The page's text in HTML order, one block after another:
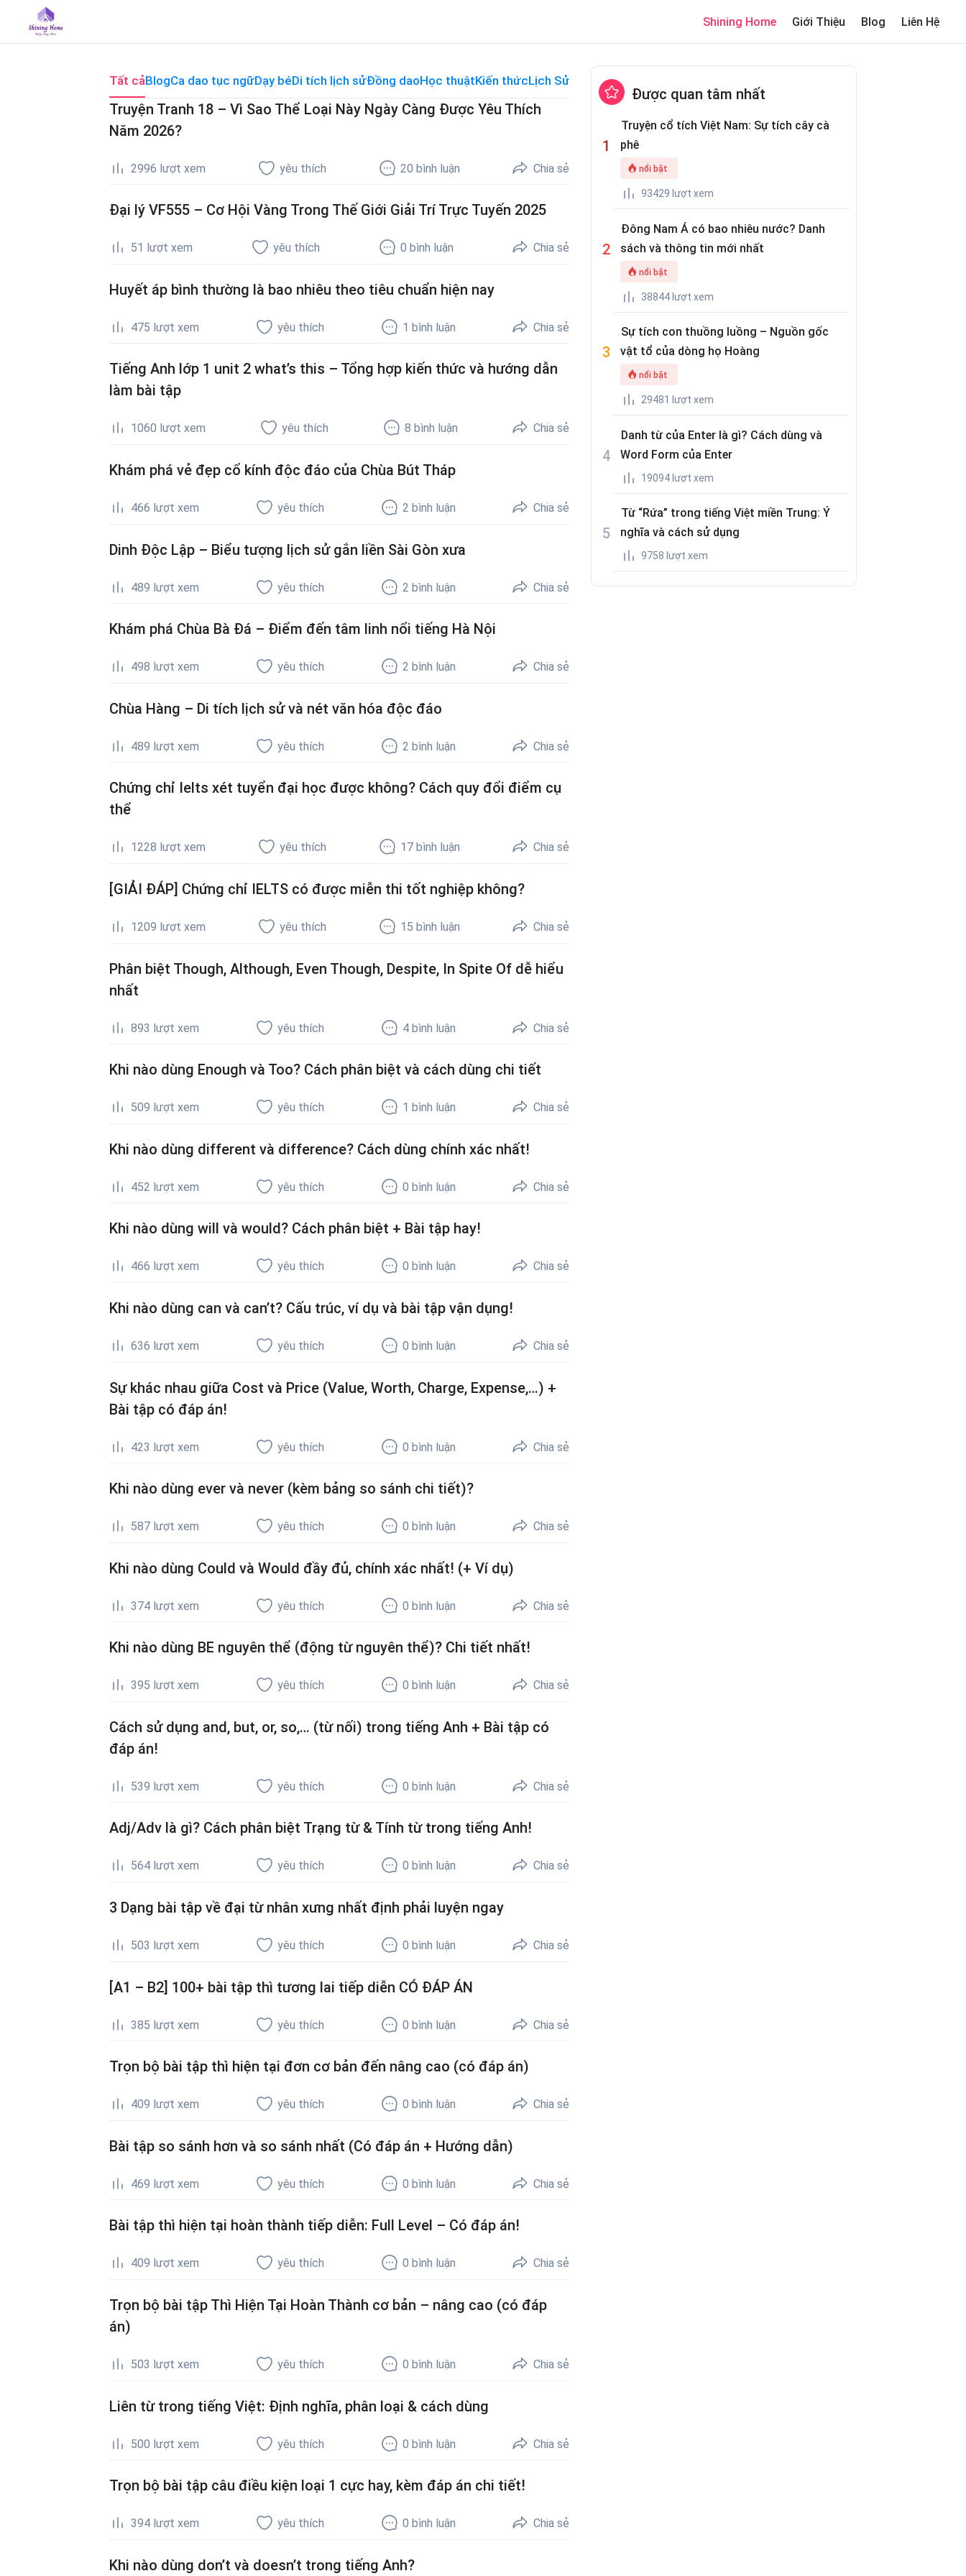
content
Shining Home Giới Thiệu Blog Liên Hệ
Tất cảBlogCa dao tục ngữDạy béDi tích lịch sửĐồng daoHọc thuậtKiến thứcLịch Sử Thế GiớiMeme
Truyện Tranh 18 – Vì Sao Thể Loại Này Ngày Càng Được Yêu Thích
Năm 2026?
2996 lượt xem yêu thích 20 bình luận Chia sẻ
Đại lý VF555 – Cơ Hội Vàng Trong Thế Giới Giải Trí Trực Tuyến 2025
51 lượt xem yêu thích 0 bình luận Chia sẻ
Huyết áp bình thường là bao nhiêu theo tiêu chuẩn hiện nay
475 lượt xem yêu thích 1 bình luận Chia sẻ
Tiếng Anh lớp 1 unit 2 what’s this – Tổng hợp kiến thức và hướng dẫn
làm bài tập
1060 lượt xem yêu thích 8 bình luận Chia sẻ
Khám phá vẻ đẹp cổ kính độc đáo của Chùa Bút Tháp
466 lượt xem yêu thích 2 bình luận Chia sẻ
Dinh Độc Lập – Biểu tượng lịch sử gắn liền Sài Gòn xưa
489 lượt xem yêu thích 2 bình luận Chia sẻ
Khám phá Chùa Bà Đá – Điểm đến tâm linh nổi tiếng Hà Nội
498 lượt xem yêu thích 2 bình luận Chia sẻ
Chùa Hàng – Di tích lịch sử và nét văn hóa độc đáo
489 lượt xem yêu thích 2 bình luận Chia sẻ
Chứng chỉ Ielts xét tuyển đại học được không? Cách quy đổi điểm cụ
thể
1228 lượt xem yêu thích 17 bình luận Chia sẻ
[GIẢI ĐÁP] Chứng chỉ IELTS có được miễn thi tốt nghiệp không?
1209 lượt xem yêu thích 15 bình luận Chia sẻ
Phân biệt Though, Although, Even Though, Despite, In Spite Of dễ hiểu
nhất
893 lượt xem yêu thích 4 bình luận Chia sẻ
Khi nào dùng Enough và Too? Cách phân biệt và cách dùng chi tiết
509 lượt xem yêu thích 1 bình luận Chia sẻ
Khi nào dùng different và difference? Cách dùng chính xác nhất!
452 lượt xem yêu thích 0 bình luận Chia sẻ
Khi nào dùng will và would? Cách phân biệt + Bài tập hay!
466 lượt xem yêu thích 0 bình luận Chia sẻ
Khi nào dùng can và can’t? Cấu trúc, ví dụ và bài tập vận dụng!
636 lượt xem yêu thích 0 bình luận Chia sẻ
Sự khác nhau giữa Cost và Price (Value, Worth, Charge, Expense,…) +
Bài tập có đáp án!
423 lượt xem yêu thích 0 bình luận Chia sẻ
Khi nào dùng ever và never (kèm bảng so sánh chi tiết)?
587 lượt xem yêu thích 0 bình luận Chia sẻ
Khi nào dùng Could và Would đầy đủ, chính xác nhất! (+ Ví dụ)
374 lượt xem yêu thích 0 bình luận Chia sẻ
Khi nào dùng BE nguyên thể (động từ nguyên thể)? Chi tiết nhất!
395 lượt xem yêu thích 0 bình luận Chia sẻ
Cách sử dụng and, but, or, so,… (từ nối) trong tiếng Anh + Bài tập có
đáp án!
539 lượt xem yêu thích 0 bình luận Chia sẻ
Adj/Adv là gì? Cách phân biệt Trạng từ & Tính từ trong tiếng Anh!
564 lượt xem yêu thích 0 bình luận Chia sẻ
3 Dạng bài tập về đại từ nhân xưng nhất định phải luyện ngay
503 lượt xem yêu thích 0 bình luận Chia sẻ
[A1 – B2] 100+ bài tập thì tương lai tiếp diễn CÓ ĐÁP ÁN
385 lượt xem yêu thích 0 bình luận Chia sẻ
Trọn bộ bài tập thì hiện tại đơn cơ bản đến nâng cao (có đáp án)
409 lượt xem yêu thích 0 bình luận Chia sẻ
Bài tập so sánh hơn và so sánh nhất (Có đáp án + Hướng dẫn)
469 lượt xem yêu thích 0 bình luận Chia sẻ
Bài tập thì hiện tại hoàn thành tiếp diễn: Full Level – Có đáp án!
409 lượt xem yêu thích 0 bình luận Chia sẻ
Trọn bộ bài tập Thì Hiện Tại Hoàn Thành cơ bản – nâng cao (có đáp
án)
503 lượt xem yêu thích 0 bình luận Chia sẻ
Liên từ trong tiếng Việt: Định nghĩa, phân loại & cách dùng
500 lượt xem yêu thích 0 bình luận Chia sẻ
Trọn bộ bài tập câu điều kiện loại 1 cực hay, kèm đáp án chi tiết!
394 lượt xem yêu thích 0 bình luận Chia sẻ
Khi nào dùng don’t và doesn’t trong tiếng Anh?
Được quan tâm nhất
Truyện cổ tích Việt Nam: Sự tích cây cà
phê
nổi bật
93429 lượt xem
Đông Nam Á có bao nhiêu nước? Danh
sách và thông tin mới nhất
nổi bật
38844 lượt xem
Sự tích con thuồng luồng – Nguồn gốc
vật tổ của dòng họ Hoàng
nổi bật
29481 lượt xem
Danh từ của Enter là gì? Cách dùng và
Word Form của Enter
19094 lượt xem
Từ “Rứa” trong tiếng Việt miền Trung: Ý
nghĩa và cách sử dụng
9758 lượt xem